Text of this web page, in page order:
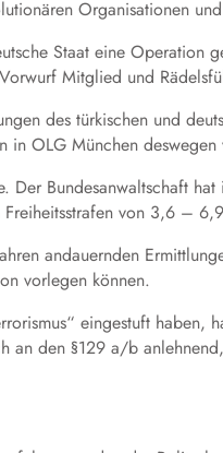
Organisationen
Staat eine Operation
Mitglied und
des türkischen und
in OLG München deswegen
Der Bundesanwaltschaft
von 3,6 –
andauernden
vorlegen können.
eingestuft
an den §129 a/b